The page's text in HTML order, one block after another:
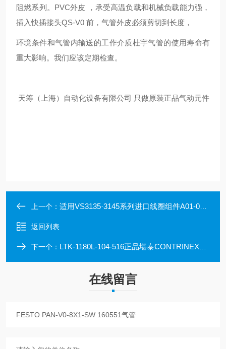
阻燃系列。PVC外皮 ，承受高温负载和机械负载能力强，
插入快插接头QS-V0 前，气管外皮必须剪切到长度，
环境条件和气管内输送的工作介质杜宇气管的使用寿命有
重大影响。我们应该定期检查。
天筹（上海）自动化设备有限公司 只做原装正品气动元件
上一个： 适用VS3135·3145系列进口线圈组件A01-01日本SMC
返回列表
下一个： LTK-1180L-104-516正品堪泰CONTRINEX进口光电传感器
在线留言